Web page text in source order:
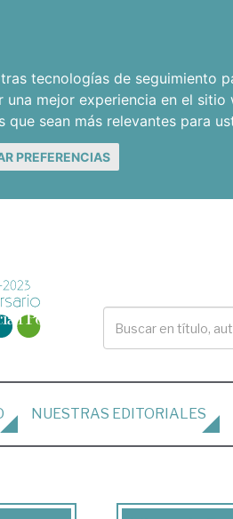
tecnologías de seguimiento
una mejor experiencia en el sitio
que sean más relevantes para
PREFERENCIAS
NUESTRAS EDITORIALES